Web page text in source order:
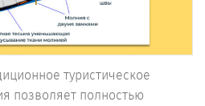
туристическое
позволяет полностью